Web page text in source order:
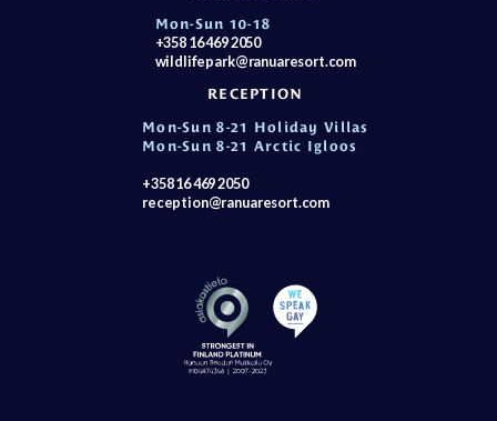
Mon-Sun 10-18
+358 16 469 2050
wildlifepark@ranuaresort.com
RECEPTION
Mon-Sun 8-21 Holiday Villas
Mon-Sun 8-21 Arctic Igloos
+358 16 469 2050
reception@ranuaresort.com